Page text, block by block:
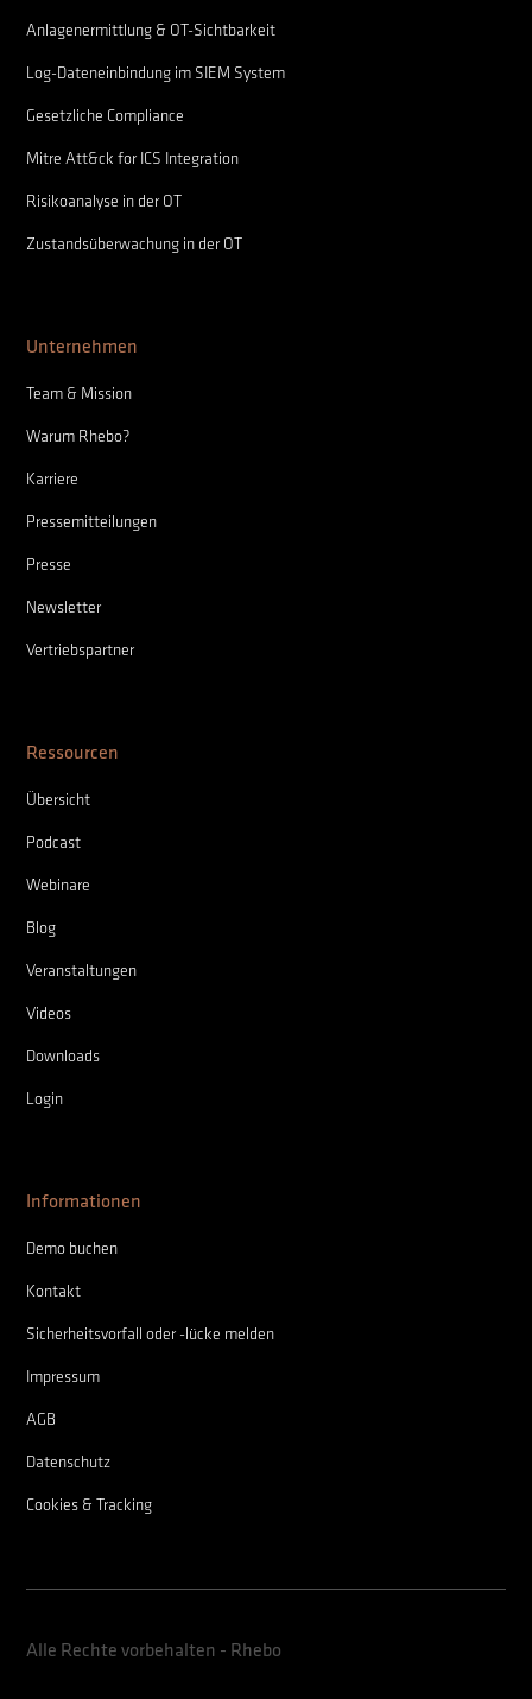
Anlagenermittlung & OT-Sichtbarkeit
Log-Dateneinbindung im SIEM System
Gesetzliche Compliance
Mitre Att&ck for ICS Integration
Risikoanalyse in der OT
Zustandsüberwachung in der OT
Unternehmen
Team & Mission
Warum Rhebo?
Karriere
Pressemitteilungen
Presse
Newsletter
Vertriebspartner
Ressourcen
Übersicht
Podcast
Webinare
Blog
Veranstaltungen
Videos
Downloads
Login
Informationen
Demo buchen
Kontakt
Sicherheitsvorfall oder -lücke melden
Impressum
AGB
Datenschutz
Cookies & Tracking
Alle Rechte vorbehalten - Rhebo